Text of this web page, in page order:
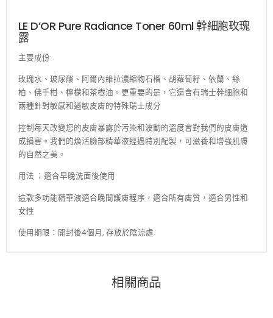
LE D’OR Pure Radiance Toner 60ml 幹細胞玫瑰
露
主要成份:
玫瑰水、玻尿酸、阿爾內維拉濃縮物石榴、胡蘿蔔籽、依蘭、絲
柏、佛手柑、檸檬和茶樹油。更重要的是，它還含有瑞士幹細胞和
兩種針對敏感和過敏皮膚的特殊瑞士成分
控制每天改變您的皮膚暴露於污染和波動的溫度會對我們的皮膚造
成損害。我們的煥活臉部精華液經過特別配製，可滋養和增強肌膚
的自然之美。
用法 ：適合早晚洗面後使用
這款多功能精華液適合晚間護膚程序，適合所有膚質，適合男性和
女性
使用期限：開封後4個月, 存放於陰涼處.
相關商品